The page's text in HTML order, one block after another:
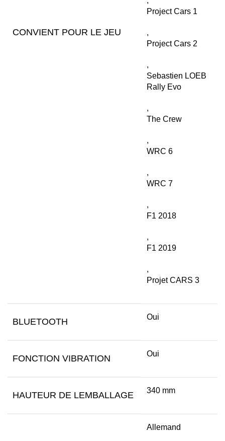
CONVIENT POUR LE JEU
Project Cars 1
,
Project Cars 2
,
Sebastien LOEB
Rally Evo
,
The Crew
,
WRC 6
,
WRC 7
,
F1 2018
,
F1 2019
,
Projet CARS 3
BLUETOOTH Oui
FONCTION VIBRATION Oui
HAUTEUR DE LEMBALLAGE 340 mm
Allemand